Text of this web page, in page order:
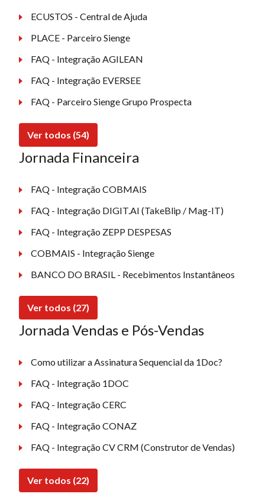
ECUSTOS - Central de Ajuda
PLACE - Parceiro Sienge
FAQ - Integração AGILEAN
FAQ - Integração EVERSEE
FAQ - Parceiro Sienge Grupo Prospecta
Ver todos (54)
Jornada Financeira
FAQ - Integração COBMAIS
FAQ - Integração DIGIT.AI (TakeBlip / Mag-IT)
FAQ - Integração ZEPP DESPESAS
COBMAIS - Integração Sienge
BANCO DO BRASIL - Recebimentos Instantâneos
Ver todos (27)
Jornada Vendas e Pós-Vendas
Como utilizar a Assinatura Sequencial da 1Doc?
FAQ - Integração 1DOC
FAQ - Integração CERC
FAQ - Integração CONAZ
FAQ - Integração CV CRM (Construtor de Vendas)
Ver todos (22)